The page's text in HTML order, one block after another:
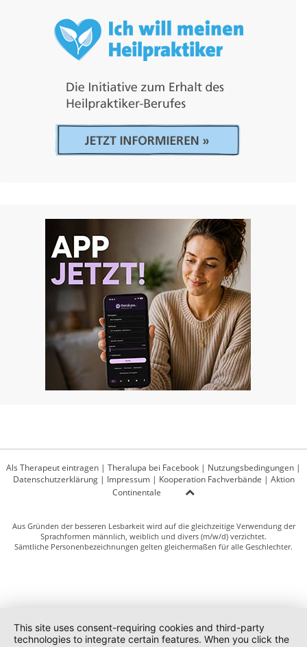
Als Therapeut eintragen | Theralupa bei Facebook | Nutzungsbedingungen |
Datenschutzerklärung| Impressum| Kooperation Fachverbände | Aktion
Continentale
Aus Gründen der besseren Lesbarkeit wird auf die gleichzeitige Verwendung der
Sprachformen männlich, weiblich und divers (m/w/d) verzichtet.
Sämtliche Personenbezeichnungen gelten gleichermaßen für alle Geschlechter.
This site uses consent-requiring cookies and third-party
technologies to integrate certain features. When you click the